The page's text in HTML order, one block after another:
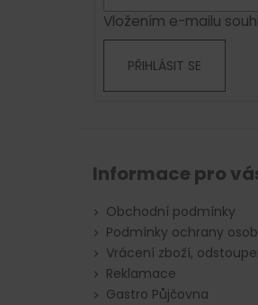
Vložením e-mailu
PŘIHLÁSIT SE
Informace pro
Obchodní podmínky
Podmínky ochrany
Vrácení zboží,
Reklamace
Gastro Půjčovna